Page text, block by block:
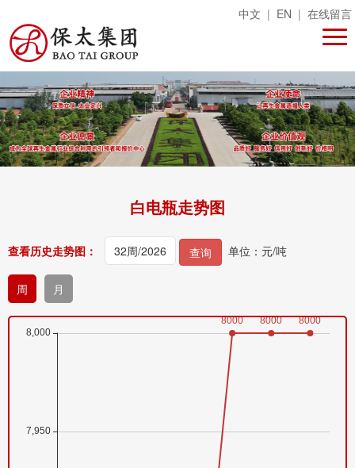
中文 | EN | 在线留言
白电瓶走势图
查看历史走势图： 查询 单位：元/吨
周 月